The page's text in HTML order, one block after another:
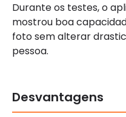
Durante os testes, o
mostrou boa
foto sem alterar
pessoa.
Desvantagens